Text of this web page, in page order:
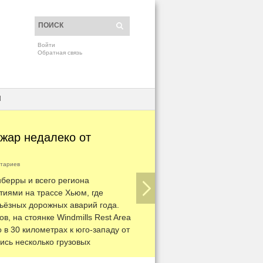
Войти
Обратная связь
недалеко от
и всего региона
на трассе Хьюм, где
дорожных аварий года.
на стоянке Windmills Rest Area
30 километрах к юго-западу от
несколько грузовых